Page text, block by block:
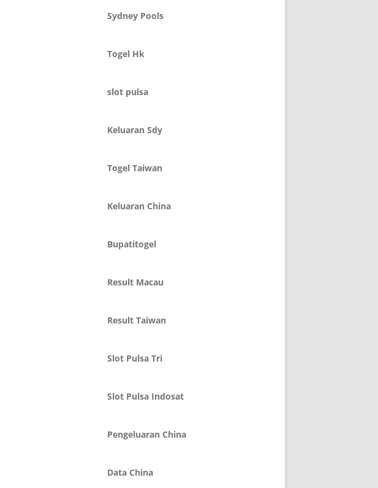
Sydney Pools
Togel Hk
slot pulsa
Keluaran Sdy
Togel Taiwan
Keluaran China
Bupatitogel
Result Macau
Result Taiwan
Slot Pulsa Tri
Slot Pulsa Indosat
Pengeluaran China
Data China